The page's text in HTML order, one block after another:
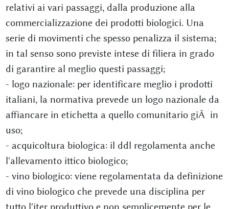
relativi ai vari passaggi, dalla produzione alla
commercializzazione dei prodotti biologici. Una
serie di movimenti che spesso penalizza il sistema;
in tal senso sono previste intese di filiera in grado
di garantire al meglio questi passaggi;
- logo nazionale: per identificare meglio i prodotti
italiani, la normativa prevede un logo nazionale da
affiancare in etichetta a quello comunitario giÃ in
uso;
- acquicoltura biologica: il ddl regolamenta anche
l'allevamento ittico biologico;
- vino biologico: viene regolamentata da definizione
di vino biologico che prevede una disciplina per